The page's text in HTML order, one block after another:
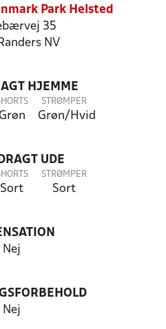
Park Helsted
35
NV
HJEMME
STRØMPER
Grøn/Hvid
UDE
Sort
STRØMPER
Sort
Nej
Nej